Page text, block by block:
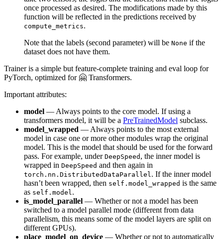
once processed as desired. The modifications made by this
function will be reflected in the predictions received by
compute_metrics.
Note that the labels (second parameter) will be None if the
dataset does not have them.
Trainer is a simple but feature-complete training and eval loop for
PyTorch, optimized for 🤗 Transformers.
Important attributes:
model — Always points to the core model. If using a
transformers model, it will be a PreTrainedModel subclass.
model_wrapped — Always points to the most external
model in case one or more other modules wrap the original
model. This is the model that should be used for the forward
pass. For example, under DeepSpeed , the inner model is
wrapped in DeepSpeed and then again in
torch.nn.DistributedDataParallel . If the inner model
hasn’t been wrapped, then self.model_wrapped is the same
as self.model .
is_model_parallel — Whether or not a model has been
switched to a model parallel mode (different from data
parallelism, this means some of the model layers are split on
different GPUs).
place_model_on_device — Whether or not to automatically